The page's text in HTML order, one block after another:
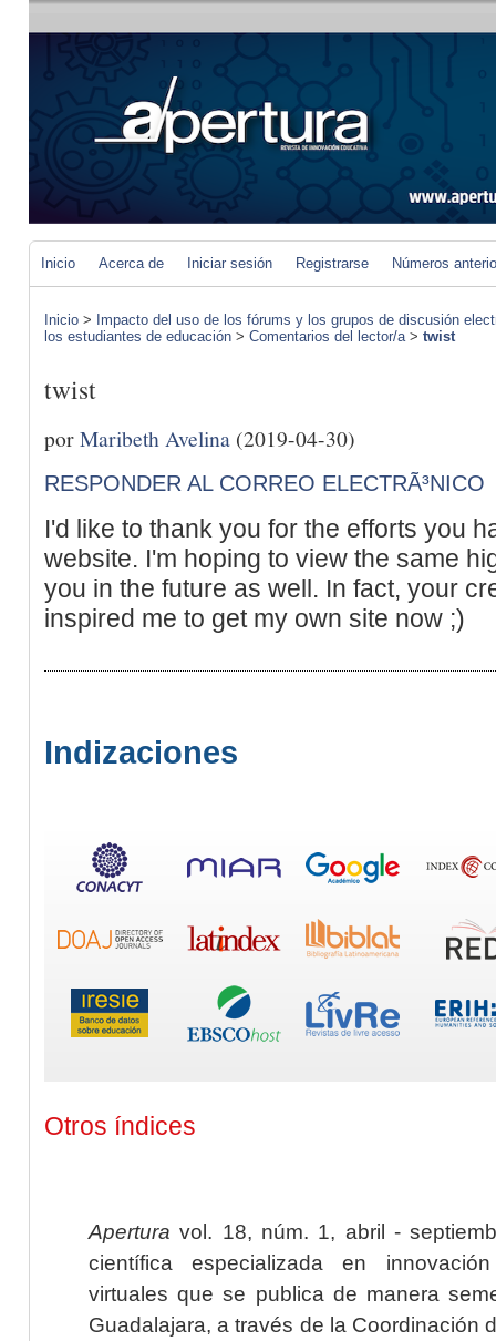
Inicio Acerca de Iniciar sesión Registrarse Números
Inicio > Impacto del uso de los fórums y los grupos de discusión
los estudiantes de educación > Comentarios del lector/a> twist
twist
porMaribeth Avelina (2019-04-30)
RESPONDER AL CORREO ELECTRÃ³NICO
I'd like to thank you for the efforts you
website. I'm hoping to view the same
you in the future as well. In fact, your
inspired me to get my own site now ;)
Indizaciones
Otros índices
Apertura vol. 18, núm. 1, abril -
científica especializada en
virtuales que se publica de manera
Guadalajara, a través de la Coordinación